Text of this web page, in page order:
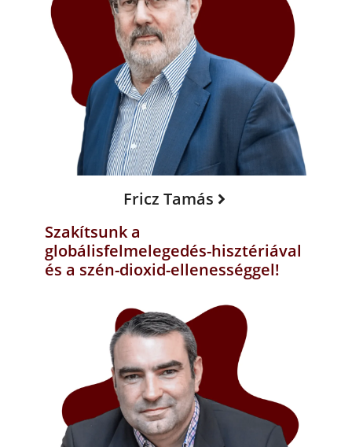
Fricz Tamás
Szakítsunk a
globálisfelmelegedés-hisztériával
és a szén-dioxid-ellenességgel!